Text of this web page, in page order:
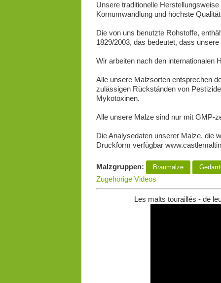
Unsere traditionelle
Kornumwandlung und höchste
Die von uns benutzte Rohstoffe,
1829/2003, das bedeutet, dass
Wir arbeiten nach den internationalen
Alle unsere Malzsorten entsprechen
zulässigen Rückständen von
Mykotoxinen.
Alle unsere Malze sind nur mit GMP-
Die Analysedaten unserer Malze, die
Druckform verfügbar
Malzgruppen: Braumalze
Zugehörige Videos
Les malts touraillés - de